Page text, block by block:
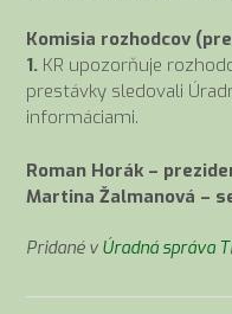
Komisia rozhodcov
1. KR upozorňuje
prestávky sledovali
informáciami.
Roman Horák –
Martina Žalmanová –
Pridané v Úradná správa